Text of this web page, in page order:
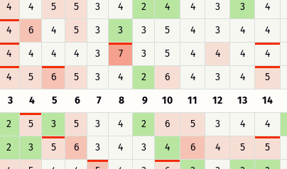
4 4 5 5 3 4 2 4 4 3 3 4
4 6 4 5 3 3 3 5 4 3 4 4
4 4 4 4 3 7 3 5 4 4 4 4
4 5 6 5 3 4 2 6 4 3 4 5
3 4 5 6 7 8 9 10 11 12 13 14
2 5 3 5 3 4 2 6 5 3 4 4
2 3 5 6 3 4 3 4 6 4 5 5